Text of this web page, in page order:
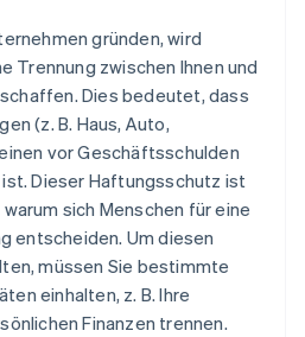
gründen, wird
Trennung zwischen Ihnen und
Dies bedeutet, dass
(z. B. Haus, Auto,
vor Geschäftsschulden
Dieser Haftungsschutz ist
sich Menschen für eine
entscheiden. Um diesen
müssen Sie bestimmte
einhalten, z. B. Ihre
Finanzen trennen.